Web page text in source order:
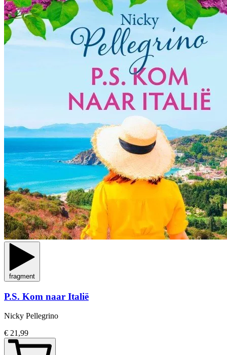
fragment
P.S. Kom naar Italië
Nicky Pellegrino
€ 21,99